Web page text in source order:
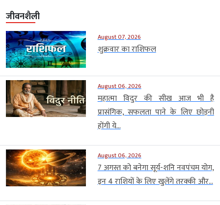
जीवनशैली
August 07, 2026
शुक्रवार का राशिफल
August 06, 2026
महात्मा विदुर की सीख आज भी है
प्रासंगिक, सफलता पाने के लिए छोड़नी
होंगी ये...
August 06, 2026
7 अगस्त को बनेगा सूर्य-शनि नवपंचम योग,
इन 4 राशियों के लिए खुलेंगे तरक्की और...